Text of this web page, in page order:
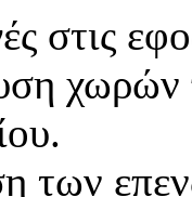
στις
χωρών
των